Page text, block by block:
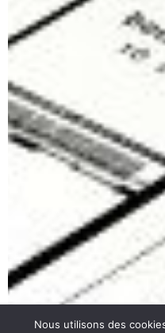
Nous utilisons des